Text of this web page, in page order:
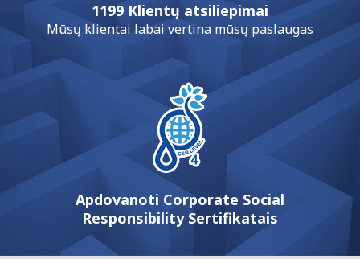
1199 Klientų atsiliepimai
Mūsų klientai labai vertina mūsų paslaugas
Apdovanoti Corporate Social
Responsibility Sertifikatais